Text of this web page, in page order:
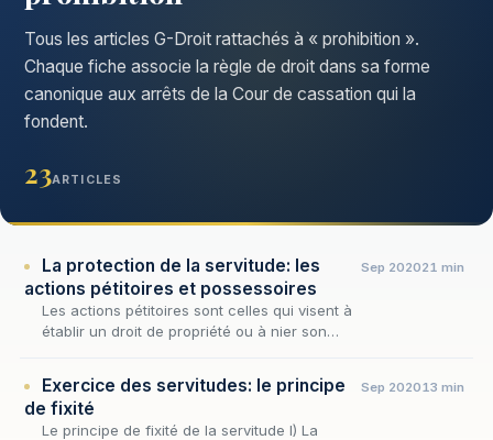
Tous les articles G-Droit rattachés à « prohibition ».
Chaque fiche associe la règle de droit dans sa forme
canonique aux arrêts de la Cour de cassation qui la
fondent.
23ARTICLES
La protection de la servitude: les
actions pétitoires et possessoires
Les actions pétitoires sont celles qui visent à
établir un droit de propriété ou à nier son
Sep 202021 min
Exercice des servitudes: le principe
de fixité
Le principe de fixité de la servitude I) La
Sep 202013 min